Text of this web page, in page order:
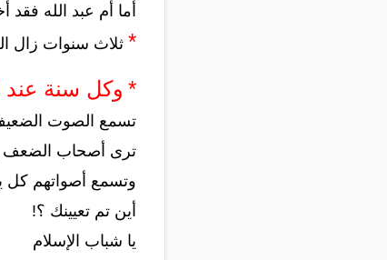
أما أم عبد الله
* ثلاث سنوات زال
* وكل سنة عند
تسمع الصوت
ترى أصحاب الضعف
وتسمع أصواتهم كل
أين تم تعيينك ؟!
يا شباب الإسلام